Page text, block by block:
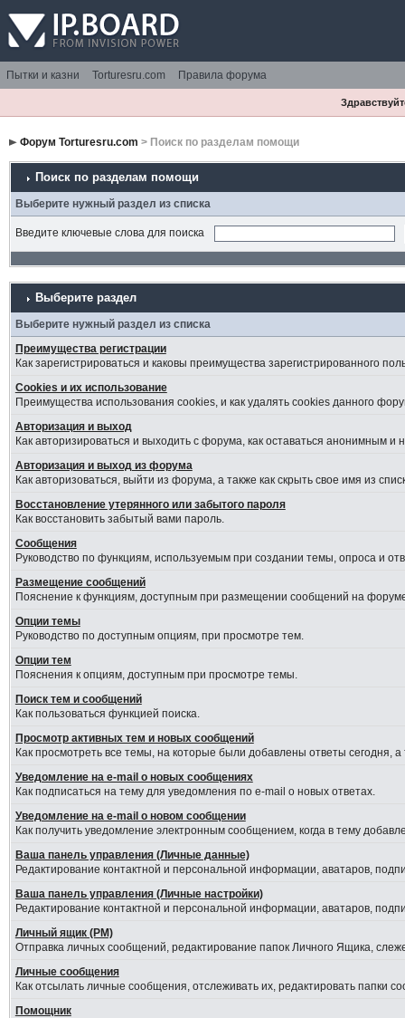
Пытки и казни Torturesru.com Правила форума
Форум Torturesru.com > Поиск по разделам помощи
Поиск по разделам помощи
Выберите нужный раздел из списка
Введите ключевые слова для поиска
Выберите раздел
Выберите нужный раздел из списка
Преимущества регистрации
Как зарегистрироваться и каковы преимущества зарегистрированного
Cookies и их использование
Преимущества использования cookies, и как удалять cookies данного
Авторизация и выход
Как авторизироваться и выходить с форума, как оставаться анонимным
Авторизация и выход из форума
Как авторизоваться, выйти из форума, а также как скрыть свое имя из
Восстановление утерянного или забытого пароля
Как восстановить забытый вами пароль.
Сообщения
Руководство по функциям, используемым при создании темы, опроса и
Размещение сообщений
Пояснение к функциям, доступным при размещении сообщений на
Опции темы
Руководство по доступным опциям, при просмотре тем.
Опции тем
Пояснения к опциям, доступным при просмотре темы.
Поиск тем и сообщений
Как пользоваться функцией поиска.
Просмотр активных тем и новых сообщений
Как просмотреть все темы, на которые были добавлены ответы сегодня,
Уведомление на e-mail о новых сообщениях
Как подписаться на тему для уведомления по e-mail о новых ответах.
Уведомление на е-mail о новом сообщении
Как получить уведомление электронным сообщением, когда в тему
Ваша панель управления (Личные данные)
Редактирование контактной и персональной информации, аватаров,
Ваша панель управления (Личные настройки)
Редактирование контактной и персональной информации, аватаров,
Личный ящик (PM)
Отправка личных сообщений, редактирование папок Личного Ящика,
Личные сообщения
Как отсылать личные сообщения, отслеживать их, редактировать папки
Помощник